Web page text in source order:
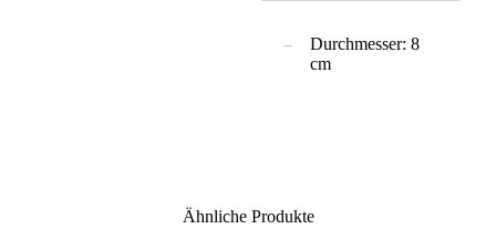
Durchmesser: 8
cm
Ähnliche Produkte